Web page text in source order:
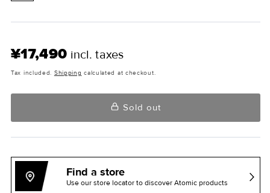
unavailable
¥17,490 incl. taxes
Tax included. Shipping calculated at checkout.
Sold out
Find a store
Use our store locator to discover Atomic products